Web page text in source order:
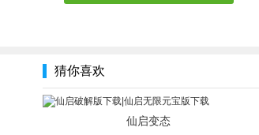
猜你喜欢
仙启变态